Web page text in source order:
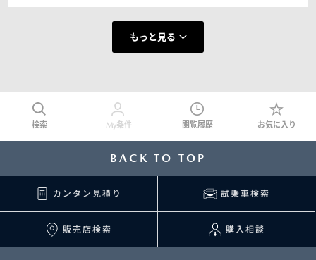
もっと見る
検索 My条件 閲覧履歴 お気に入り
BACK TO TOP
カンタン見積り 試乗車検索
販売店検索 購入相談